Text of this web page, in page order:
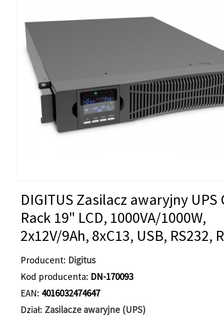
DIGITUS Zasilacz awaryjny UPS
Rack 19" LCD, 1000VA/1000W,
2x12V/9Ah, 8xC13, USB, RS232,
Producent Digitus
Kod producenta DN-170093
EAN 4016032474647
Dział Zasilacze awaryjne (UPS)